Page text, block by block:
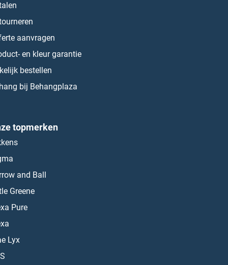
aanvragen
en kleur garantie
bestellen
bij Behangplaza
topmerken
and Ball
Greene
Pure
Lyx